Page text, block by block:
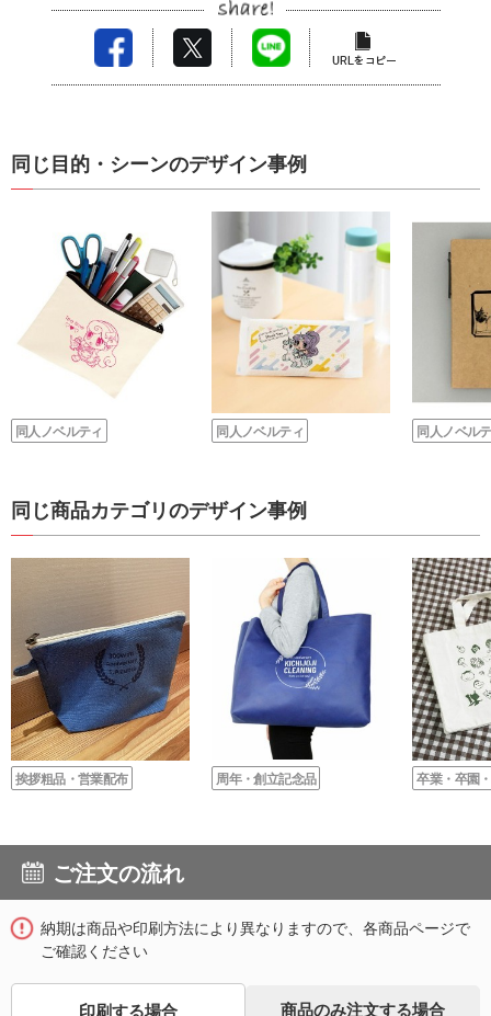
同じ目的・シーンのデザイン事例
同人ノベルティ 同人ノベルティ 同人ノベル
同じ商品カテゴリのデザイン事例
挨拶粗品・営業配布 周年・創立記念品 卒業・卒園
ご注文の流れ
納期は商品や印刷方法により異なりますので、各商品ページで
ご確認ください
印刷する場合 商品のみ注文する場合